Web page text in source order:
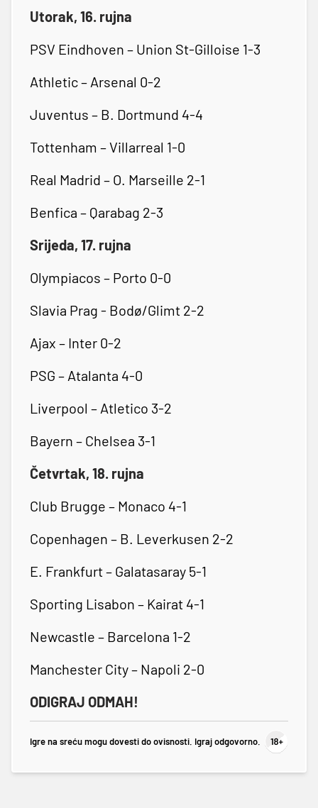
Utorak, 16. rujna
PSV Eindhoven – Union St-Gilloise 1-3
Athletic – Arsenal 0-2
Juventus – B. Dortmund 4-4
Tottenham – Villarreal 1-0
Real Madrid – O. Marseille 2-1
Benfica – Qarabag 2-3
Srijeda, 17. rujna
Olympiacos – Porto 0-0
Slavia Prag - Bodø/Glimt 2-2
Ajax – Inter 0-2
PSG – Atalanta 4-0
Liverpool – Atletico 3-2
Bayern – Chelsea 3-1
Četvrtak, 18. rujna
Club Brugge – Monaco 4-1
Copenhagen – B. Leverkusen 2-2
E. Frankfurt – Galatasaray 5-1
Sporting Lisabon – Kairat 4-1
Newcastle – Barcelona 1-2
Manchester City – Napoli 2-0
ODIGRAJ ODMAH!
Igre na sreću mogu dovesti do ovisnosti. Igraj odgovorno.